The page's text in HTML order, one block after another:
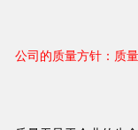
公司的质量方针：质